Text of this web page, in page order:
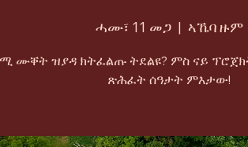
ሓሙ፣ 11 መጋ
  |
ኣኼባ ዙም
ሙቐት ዝያዳ ክትፈልጡ ትደልዩ? ምስ ናይ
ጽሕፈት ሰዓታት ምእታው!